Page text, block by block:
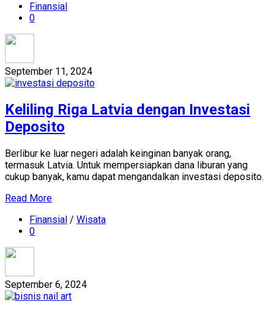
Finansial
0
September 11, 2024
Keliling Riga Latvia dengan Investasi
Deposito
Berlibur ke luar negeri adalah keinginan banyak orang,
termasuk Latvia. Untuk mempersiapkan dana liburan yang
cukup banyak, kamu dapat mengandalkan investasi deposito.
Read More
Finansial / Wisata
0
September 6, 2024